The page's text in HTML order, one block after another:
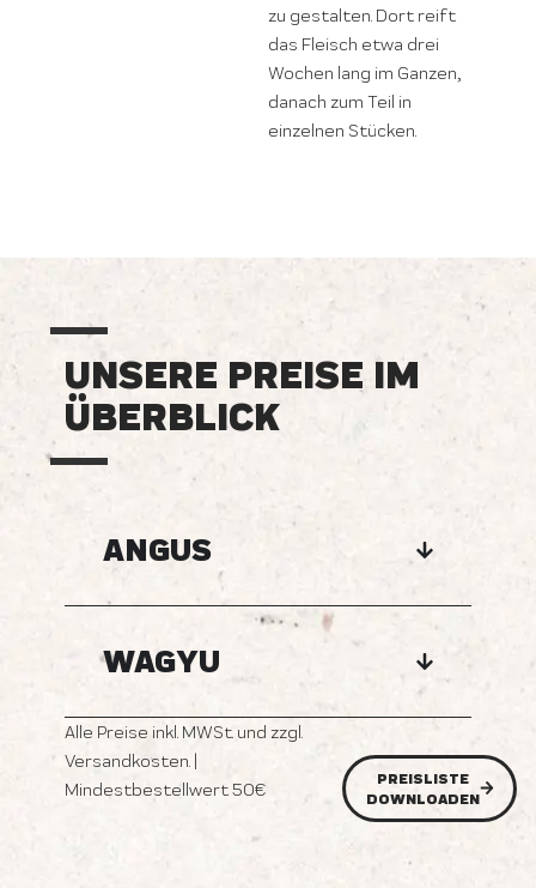
zu gestalten. Dort reift
das Fleisch etwa drei
Wochen lang im Ganzen,
danach zum Teil in
einzelnen Stücken.
UNSERE PREISE IM
ÜBERBLICK
ANGUS
WAGYU
Alle Preise inkl. MWSt. und zzgl.
Versandkosten. |
Mindestbestellwert 50€
PREISLISTE
DOWNLOADEN